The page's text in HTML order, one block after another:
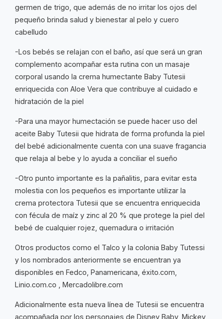
germen de trigo, que además de no irritar los ojos del
pequeño brinda salud y bienestar al pelo y cuero
cabelludo
-Los bebés se relajan con el baño, así que será un gran
complemento acompañar esta rutina con un masaje
corporal usando la crema humectante Baby Tutesii
enriquecida con Aloe Vera que contribuye al cuidado e
hidratación de la piel
-Para una mayor humectación se puede hacer uso del
aceite Baby Tutesii que hidrata de forma profunda la piel
del bebé adicionalmente cuenta con una suave fragancia
que relaja al bebe y lo ayuda a conciliar el sueño
-Otro punto importante es la pañalitis, para evitar esta
molestia con los pequeños es importante utilizar la
crema protectora Tutesii que se encuentra enriquecida
con fécula de maíz y zinc al 20 % que protege la piel del
bebé de cualquier rojez, quemadura o irritación
Otros productos como el Talco y la colonia Baby Tutessi
y los nombrados anteriormente se encuentran ya
disponibles en Fedco, Panamericana, éxito.com,
Linio.com.co , Mercadolibre.com
Adicionalmente esta nueva línea de Tutesii se encuentra
acompañada por los personajes de Disney Baby, Mickey,